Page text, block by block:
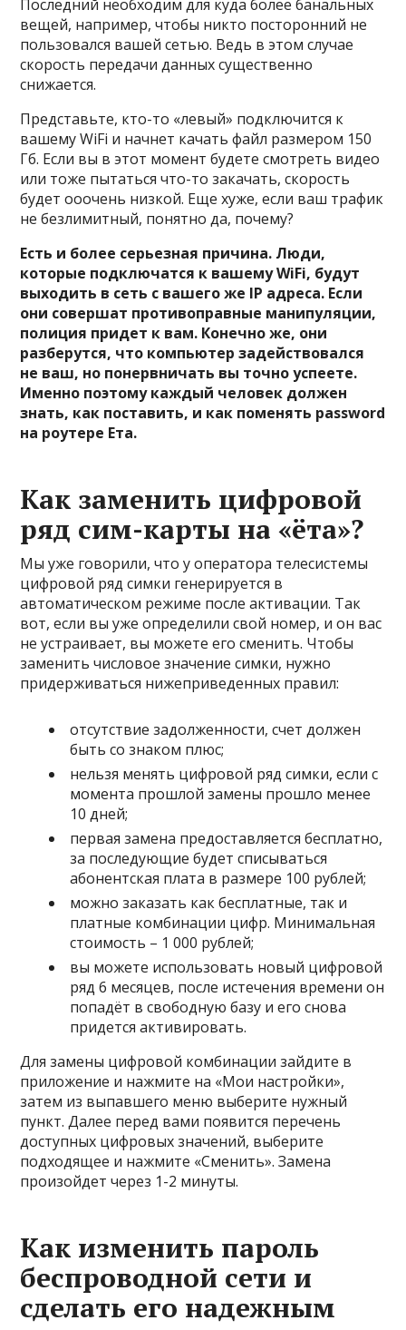
Последний необходим для куда более банальных
вещей, например, чтобы никто посторонний не
пользовался вашей сетью. Ведь в этом случае
скорость передачи данных существенно
снижается.
Представьте, кто-то «левый» подключится к
вашему WiFi и начнет качать файл размером 150
Гб. Если вы в этот момент будете смотреть видео
или тоже пытаться что-то закачать, скорость
будет ооочень низкой. Еще хуже, если ваш трафик
не безлимитный, понятно да, почему?
Есть и более серьезная причина. Люди,
которые подключатся к вашему WiFi, будут
выходить в сеть с вашего же IP адреса. Если
они совершат противоправные манипуляции,
полиция придет к вам. Конечно же, они
разберутся, что компьютер задействовался
не ваш, но понервничать вы точно успеете.
Именно поэтому каждый человек должен
знать, как поставить, и как поменять password
на роутере Ета.
Как заменить цифровой
ряд сим-карты на «ёта»?
Мы уже говорили, что у оператора телесистемы
цифровой ряд симки генерируется в
автоматическом режиме после активации. Так
вот, если вы уже определили свой номер, и он вас
не устраивает, вы можете его сменить. Чтобы
заменить числовое значение симки, нужно
придерживаться нижеприведенных правил:
отсутствие задолженности, счет должен
быть со знаком плюс;
нельзя менять цифровой ряд симки, если с
момента прошлой замены прошло менее
10 дней;
первая замена предоставляется бесплатно,
за последующие будет списываться
абонентская плата в размере 100 рублей;
можно заказать как бесплатные, так и
платные комбинации цифр. Минимальная
стоимость – 1 000 рублей;
вы можете использовать новый цифровой
ряд 6 месяцев, после истечения времени он
попадёт в свободную базу и его снова
придется активировать.
Для замены цифровой комбинации зайдите в
приложение и нажмите на «Мои настройки»,
затем из выпавшего меню выберите нужный
пункт. Далее перед вами появится перечень
доступных цифровых значений, выберите
подходящее и нажмите «Сменить». Замена
произойдет через 1-2 минуты.
Как изменить пароль
беспроводной сети и
сделать его надежным